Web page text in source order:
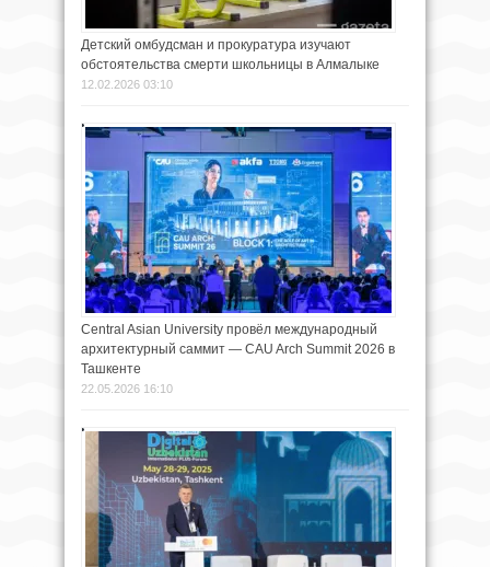
Детский омбудсман и прокуратура изучают
обстоятельства смерти школьницы в Алмалыке
12.02.2026 03:10
Central Asian University провёл международный
архитектурный саммит — CAU Arch Summit 2026 в
Ташкенте
22.05.2026 16:10